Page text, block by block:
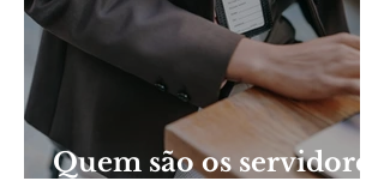
Quem são os servidores